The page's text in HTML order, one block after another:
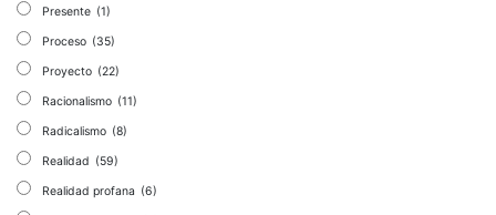
Presente (1)
Proceso (35)
Proyecto (22)
Racionalismo (11)
Radicalismo (8)
Realidad (59)
Realidad profana (6)